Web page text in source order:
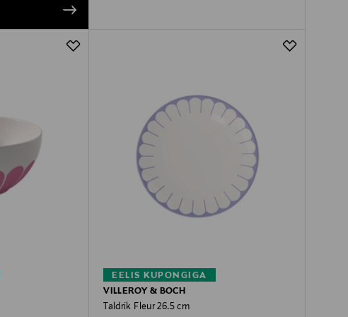
EELIS KUPONGIGA
VILLEROY & BOCH
Taldrik Fleur 26.5 cm